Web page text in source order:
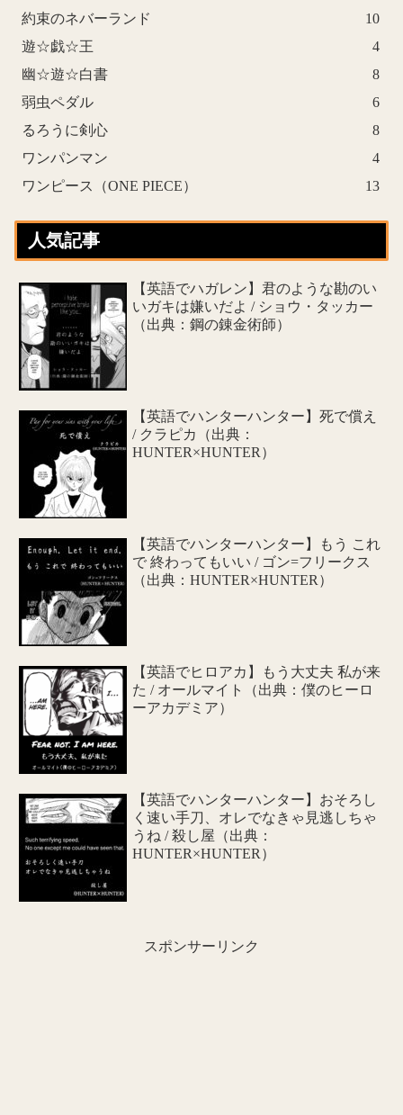
約束のネバーランド
10
遊☆戯☆王
4
幽☆遊☆白書
8
弱虫ペダル
6
るろうに剣心
8
ワンパンマン
4
ワンピース（ONE PIECE）
13
人気記事
【英語でハガレン】君のような勘のい
いガキは嫌いだよ / ショウ・タッカー
（出典：鋼の錬金術師）
【英語でハンターハンター】死で償え
/ クラピカ（出典：
HUNTER×HUNTER）
【英語でハンターハンター】もう これ
で 終わってもいい / ゴン=フリークス
（出典：HUNTER×HUNTER）
【英語でヒロアカ】もう大丈夫 私が来
た / オールマイト（出典：僕のヒーロ
ーアカデミア）
【英語でハンターハンター】おそろし
く速い手刀、オレでなきゃ見逃しちゃ
うね / 殺し屋（出典：
HUNTER×HUNTER）
スポンサーリンク